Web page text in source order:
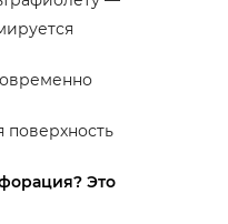
поверхность
Это